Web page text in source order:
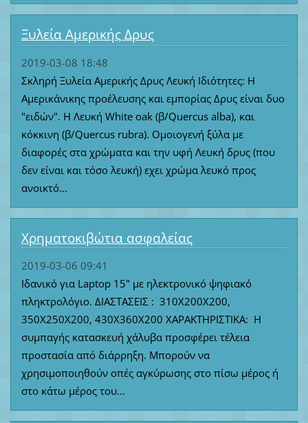
Ξυλεία Αμερικής Δρυς
2019-03-08 18:48
Σκληρή Ξυλεία Αμερικής Δρυς Λευκή Ιδιότητες: Η
Αμερικάνικης προέλευσης και εμπορίας Δρυς είναι δυο
"ειδών". Η Λευκή White oak (β/Quercus alba), και
κόκκινη (β/Quercus rubra). Ομοιογενή ξύλα με
διαφορές στα χρώματα και την υφή Λευκή δρυς (που
δεν είναι και τόσο λευκή) εχει χρώμα λευκό προς
ανοικτό...
Χρηματοκιβώτια ασφαλείας
2019-03-06 09:41
Ιδανικό για Laptop 15" με ηλεκτρονικό ψηφιακό
πληκτρολόγιο. ΔΙΑΣΤΑΣΕΙΣ : 310Χ200Χ200,
350Χ250X200, 430Χ360Χ200 ΧΑΡΑΚΤΗΡΙΣΤΙΚΑ: Η
συμπαγής κατασκευή χάλυβα προσφέρει τέλεια
προστασία από διάρρηξη. Μπορούν να
χρησιμοποιηθούν οπές αγκύρωσης στο πίσω μέρος ή
στο κάτω μέρος του...